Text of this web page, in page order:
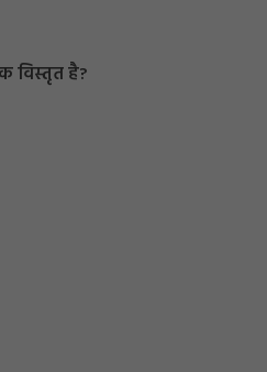
विस्तृत है?